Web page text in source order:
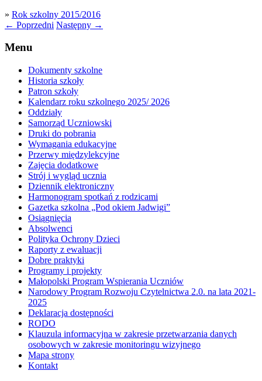
» Rok szkolny 2015/2016
← Poprzedni Następny →
Menu
Dokumenty szkolne
Historia szkoły
Patron szkoły
Kalendarz roku szkolnego 2025/ 2026
Oddziały
Samorząd Uczniowski
Druki do pobrania
Wymagania edukacyjne
Przerwy międzylekcyjne
Zajęcia dodatkowe
Strój i wygląd ucznia
Dziennik elektroniczny
Harmonogram spotkań z rodzicami
Gazetka szkolna „Pod okiem Jadwigi”
Osiągnięcia
Absolwenci
Polityka Ochrony Dzieci
Raporty z ewaluacji
Dobre praktyki
Programy i projekty
Małopolski Program Wspierania Uczniów
Narodowy Program Rozwoju Czytelnictwa 2.0. na lata 2021-
2025
Deklaracja dostępności
RODO
Klauzula informacyjna w zakresie przetwarzania danych
osobowych w zakresie monitoringu wizyjnego
Mapa strony
Kontakt